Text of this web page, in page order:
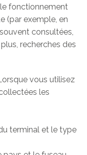
fonctionnement
(par exemple, en
consultées,
recherches des
vous utilisez
les
terminal et le type